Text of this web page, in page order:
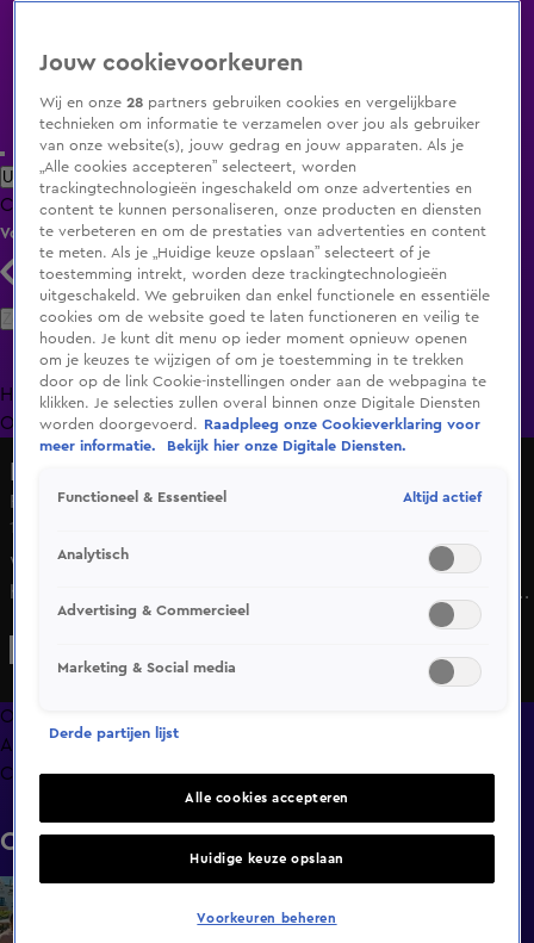
Uitzending Gemist Populaire programma's Zenders Genres
ClipsFilmsRadioSmart TV inlogShop
Volg KIJK
Zoeken
HomeUitzending Gemist Programma's De Bondgenoten
OranjezomerLivestreamsShop
Familie krijgt er een hele wijngaard bij!
10 okt 2024, 21:25
Winston heeft bij deze woning niet alleen een prachtig
huis te bieden maar de familie krijgt er een hele wijngaard
bij. En die is flink. Is dit de enkele slaapkamer in de woning
Overzicht
Afleveringen
Clips
Clips
3:20 Alles is mogelijk met een paella!
15 jan 2025, 20:30
Jouw cookievoorkeuren
Wij en onze28 partners gebruiken cookies en vergelijkbare
technieken om informatie te verzamelen over jou als gebruiker
van onze website(s), jouw gedrag en jouw apparaten. Als je
„Alle cookies accepteren” selecteert, worden
trackingtechnologieën ingeschakeld om onze advertenties en
content te kunnen personaliseren, onze producten en diensten
te verbeteren en om de prestaties van advertenties en content
te meten. Als je „Huidige keuze opslaan” selecteert of je
toestemming intrekt, worden deze trackingtechnologieën
uitgeschakeld. We gebruiken dan enkel functionele en essentiële
cookies om de website goed te laten functioneren en veilig te
houden. Je kunt dit menu op ieder moment opnieuw openen
om je keuzes te wijzigen of om je toestemming in te trekken
door op de link Cookie-instellingen onder aan de webpagina te
klikken. Je selecties zullen overal binnen onze Digitale Diensten
worden doorgevoerd.
Raadpleeg onze Cookieverklaring voor
meer informatie.
Bekijk hier onze Digitale Diensten.
Functioneel & Essentieel Altijd actief
Analytisch
Advertising & Commercieel
Marketing & Social media
Derde partijen lijst
Alle cookies accepteren
Huidige keuze opslaan
Voorkeuren beheren